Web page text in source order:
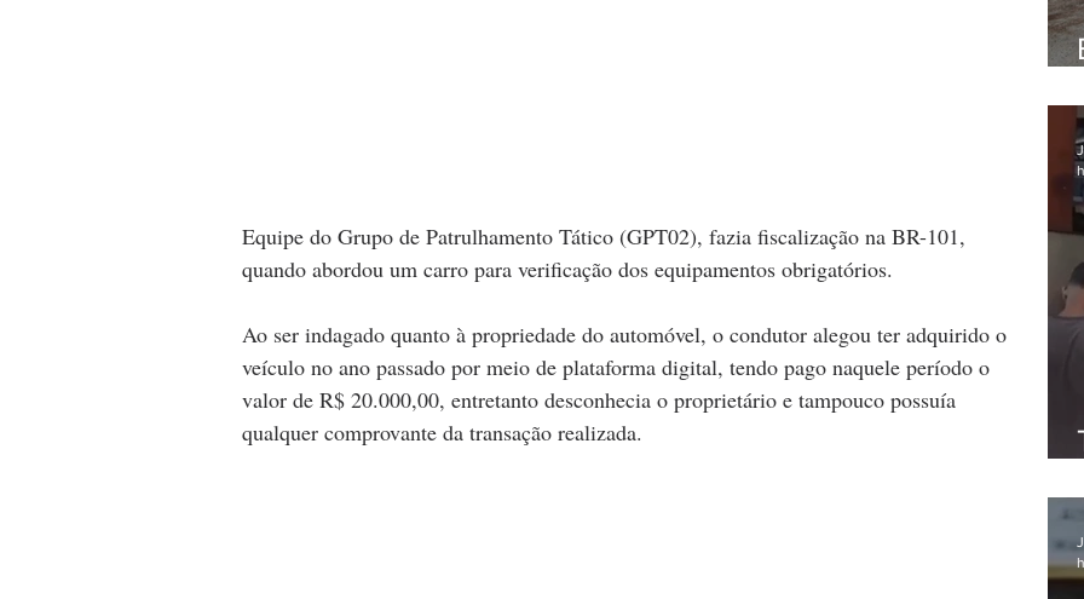
Equipe do Grupo de Patrulhamento Tático (GPT02), fazia fiscalização na BR-101,
quando abordou um carro para verificação dos equipamentos obrigatórios.
Ao ser indagado quanto à propriedade do automóvel, o condutor alegou ter adquirido o
veículo no ano passado por meio de plataforma digital, tendo pago naquele período o
valor de R$ 20.000,00, entretanto desconhecia o proprietário e tampouco possuía
qualquer comprovante da transação realizada.